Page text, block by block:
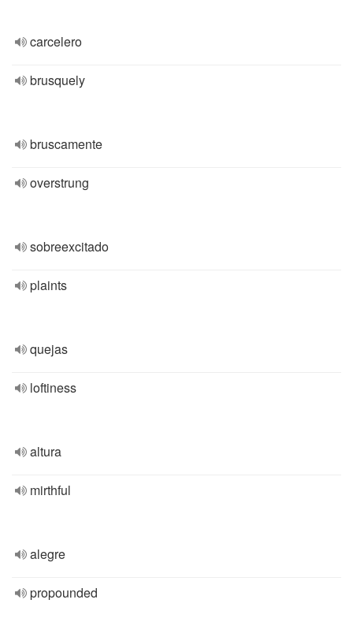
carcelero
brusquely
bruscamente
overstrung
sobreexcitado
plaints
quejas
loftiness
altura
mirthful
alegre
propounded